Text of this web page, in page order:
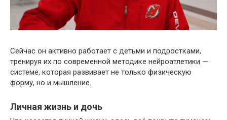
Сейчас он активно работает с детьми и подростками,
тренируя их по современной методике нейроатлетики —
системе, которая развивает не только физическую
форму, но и мышление.
Личная жизнь и дочь